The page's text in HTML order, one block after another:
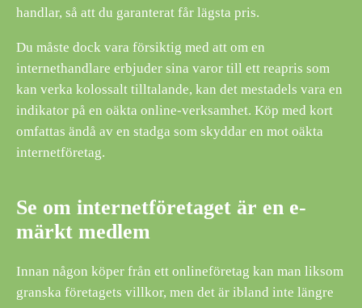
handlar, så att du garanterat får lägsta pris.
Du måste dock vara försiktig med att om en
internethandlare erbjuder sina varor till ett reapris som
kan verka kolossalt tilltalande, kan det mestadels vara en
indikator på en oäkta online-verksamhet. Köp med kort
omfattas ändå av en stadga som skyddar en mot oäkta
internetföretag.
Se om internetföretaget är en e-
märkt medlem
Innan någon köper från ett onlineföretag kan man liksom
granska företagets villkor, men det är ibland inte längre